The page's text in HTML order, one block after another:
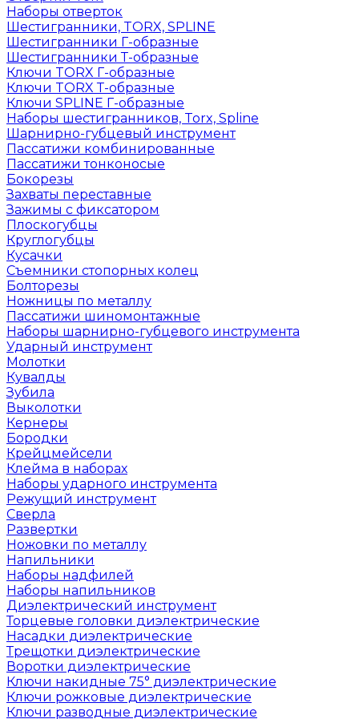
Наборы отверток
Шестигранники, TORX, SPLINE
Шестигранники Г-образные
Шестигранники Т-образные
Ключи TORX Г-образные
Ключи TORX Т-образные
Ключи SPLINE Г-образные
Наборы шестигранников, Torx, Spline
Шарнирно-губцевый инструмент
Пассатижи комбинированные
Пассатижи тонконосые
Бокорезы
Захваты переставные
Зажимы с фиксатором
Плоскогубцы
Круглогубцы
Кусачки
Съемники стопорных колец
Болторезы
Ножницы по металлу
Пассатижи шиномонтажные
Наборы шарнирно-губцевого инструмента
Ударный инструмент
Молотки
Кувалды
Зубила
Выколотки
Кернеры
Бородки
Крейцмейсели
Клейма в наборах
Наборы ударного инструмента
Режущий инструмент
Сверла
Развертки
Ножовки по металлу
Напильники
Наборы надфилей
Наборы напильников
Диэлектрический инструмент
Торцевые головки диэлектрические
Насадки диэлектрические
Трещотки диэлектрические
Воротки диэлектрические
Ключи накидные 75° диэлектрические
Ключи рожковые диэлектрические
Ключи разводные диэлектрические